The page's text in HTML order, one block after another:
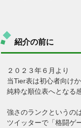
紹介の前に
２０２３年６月より
当Tier表は初心者向け
純粋な順位表へとなる
強さのランクというの
ツイッターで「格闘ゲ